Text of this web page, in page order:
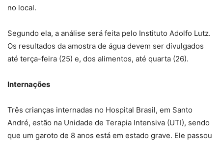
no local.
Segundo ela, a análise será feita pelo Instituto Adolfo Lutz.
Os resultados da amostra de água devem ser divulgados
até terça-feira (25) e, dos alimentos, até quarta (26).
Internações
Três crianças internadas no Hospital Brasil, em Santo
André, estão na Unidade de Terapia Intensiva (UTI), sendo
que um garoto de 8 anos está em estado grave. Ele passou